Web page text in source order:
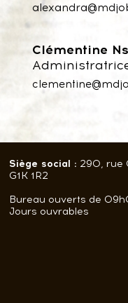
Clémentine
Siège social : 290, rue
G1K 1R2
Bureau ouverts de
Jours ouvrables